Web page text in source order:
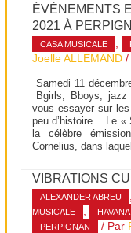
ÉVÈNEMENTS
2021 À
CASA MUSICALE ,
Joelle ALLEMAND
Samedi 11
Bgirls, Bboys,
vous essayer sur
peu d’histoire …Le «
la célèbre
Cornelius, dans
VIBRATIONS
ALEXANDER ABREU
MUSICALE
PERPIGNAN / Par